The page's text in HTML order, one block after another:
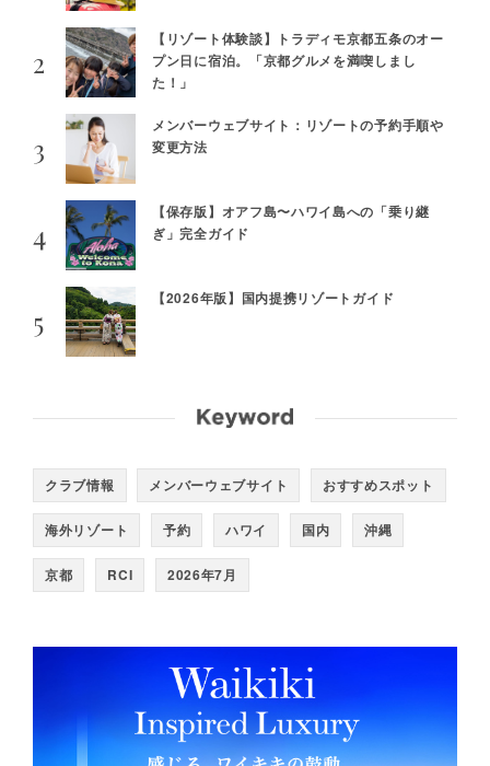
【リゾート体験談】トラディモ京都五条のオー
プン日に宿泊。「京都グルメを満喫しまし
た！」
メンバーウェブサイト：リゾートの予約手順や
変更方法
【保存版】オアフ島〜ハワイ島への「乗り継
ぎ」完全ガイド
【2026年版】国内提携リゾートガイド
クラブ情報 メンバーウェブサイト おすすめスポット
海外リゾート 予約 ハワイ 国内 沖縄
京都 RCI 2026年7月